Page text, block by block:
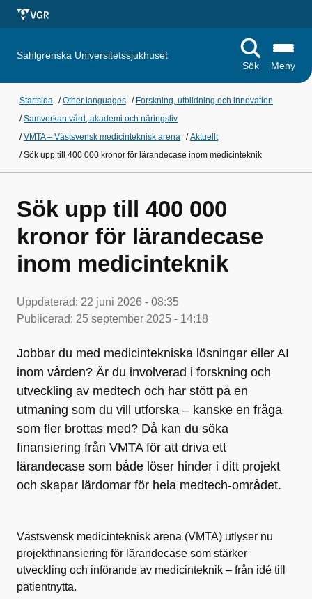
Sahlgrenska Universitetssjukhuset
Sök
Meny
Startsida /Other languages / Forskning, utbildning och innovation
/Samverkan vård, akademi och näringsliv
/VMTA – Västsvensk medicinteknisk arena /Aktuellt
/Sök upp till 400 000 kronor för lärandecase inom medicinteknik
Sök upp till 400 000
kronor för lärandecase
inom medicinteknik
Uppdaterad: 22 juni 2026 - 08:35
Publicerad: 25 september 2025 - 14:18
Jobbar du med medicintekniska lösningar eller AI
inom vården? Är du involverad i forskning och
utveckling av medtech och har stött på en
utmaning som du vill utforska – kanske en fråga
som fler brottas med? Då kan du söka
finansiering från VMTA för att driva ett
lärandecase som både löser hinder i ditt projekt
och skapar lärdomar för hela medtech-området.
Västsvensk medicinteknisk arena (VMTA) utlyser nu
projektfinansiering för lärandecase som stärker
utveckling och införande av medicinteknik – från idé till
patientnytta.